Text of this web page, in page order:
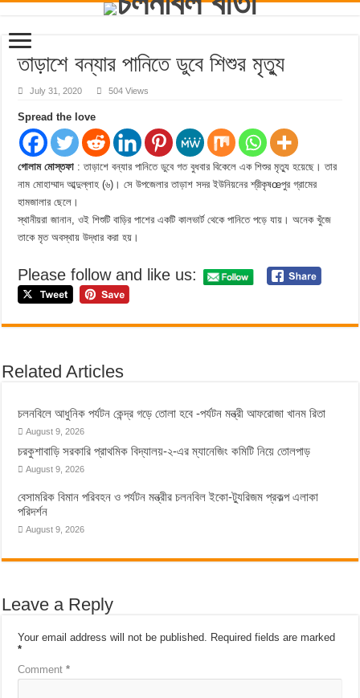
তাড়াশে বন্যার পানিতে ডুবে শিশুর মৃত্যু
July 31, 2020 504 Views
Spread the love
গোলাম মোস্তফা : তাড়াশে বন্যার পানিতে ডুবে গত বুধবার বিকেলে এক শিশুর মৃত্যু হয়েছে। তার
নাম মোহাম্মাদ আব্দুল্লাহ (৬)। সে উপজেলার তাড়াশ সদর ইউনিয়নের শ্রীকৃষœপুর গ্রামের
হামজালার ছেলে।
স্থানীয়রা জানান, ওই শিশুটি বাড়ির পাশের একটি কালভার্ট থেকে পানিতে পড়ে যায়। অনেক খুঁজে
তাকে মৃত অবস্থায় উদ্ধার করা হয়।
Please follow and like us:
Related Articles
চলনবিলে আধুনিক পর্যটন কেন্দ্র গড়ে তোলা হবে -পর্যটন মন্ত্রী আফরোজা খানম রিতা
August 9, 2026
চরকুশাবাড়ি সরকারি প্রাথমিক বিদ্যালয়-২-এর ম্যানেজিং কমিটি নিয়ে তোলপাড়
August 9, 2026
বেসামরিক বিমান পরিবহন ও পর্যটন মন্ত্রীর চলনবিল ইকো-ট্যুরিজম প্রকল্প এলাকা
পরিদর্শন
August 9, 2026
Leave a Reply
Your email address will not be published. Required fields are marked
*
Comment*